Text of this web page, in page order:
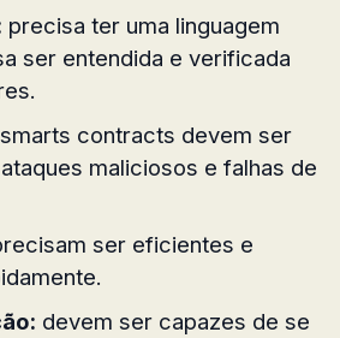
precisa ter uma linguagem
ser entendida e verificada
smarts contracts devem ser
maliciosos e falhas de
ser eficientes e
devem ser capazes de se